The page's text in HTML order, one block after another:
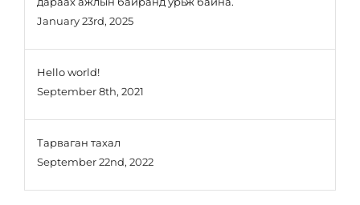
January 23rd, 2025
Hello world!
September 8th, 2021
Тарваган тахал
September 22nd, 2022